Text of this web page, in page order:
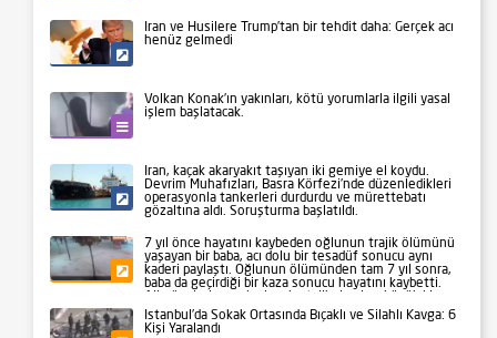
İran ve Husilere Trump’tan bir tehdit daha: Gerçek acı
henüz gelmedi
Volkan Konak’ın yakınları, kötü yorumlarla ilgili yasal
işlem başlatacak.
Siyaset
İran, kaçak akaryakıt taşıyan iki gemiye el koydu.
Devrim Muhafızları, Basra Körfezi’nde düzenledikleri
operasyonla tankerleri durdurdu ve mürettebatı
gözaltına aldı. Soruşturma başlatıldı.
Gündem
7 yıl önce hayatını kaybeden oğlunun trajik ölümünü
yaşayan bir baba, acı dolu bir tesadüf sonucu aynı
kaderi paylaştı. Oğlunun ölümünden tam 7 yıl sonra,
baba da geçirdiği bir kaza sonucu hayatını kaybetti.
Aile üyeleri ve yakınları, bu talihsiz olayı büyük bir
üzüntüyle karşıladı.
İstanbul’da Sokak Ortasında Bıçaklı ve Silahlı Kavga: 6
Kişi Yaralandı